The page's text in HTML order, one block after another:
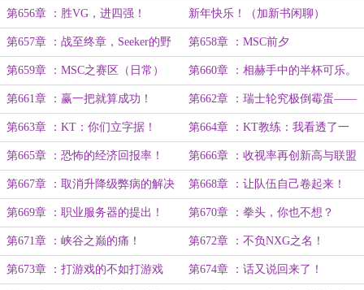
吃一堑……！
第656章 ：胜VG，进四强！ 新年快乐！（加新书闲聊）
第657章 ：战至终章，Seeker的野
核！
第658章 ：MSC前夕
第659章 ：MSC之赛区（日常） 第660章 ：相赫手中的半杯可乐。
第661章 ：赢一把就算成功！ 第662章 ：瑞士轮究极倒霉蛋——
KT！
第663章 ：KT：你们立字据！ 第664章 ：KT教练：我看透了一
切！
第665章 ：恐怖的经济回报率！ 第666章 ：收视率再创新高与联盟
化讨论！
第667章 ：取消升降级弊病的解决
方案？
第668章 ：让队伍自己卷起来！
第669章 ：职业服务器的提出！ 第670章 ：拳头，你也不想？
第671章 ：峡谷之巅的痛！ 第672章 ：不负NXG之名！
第673章 ：打游戏的不如打游戏 第674章 ：话又说回来了！